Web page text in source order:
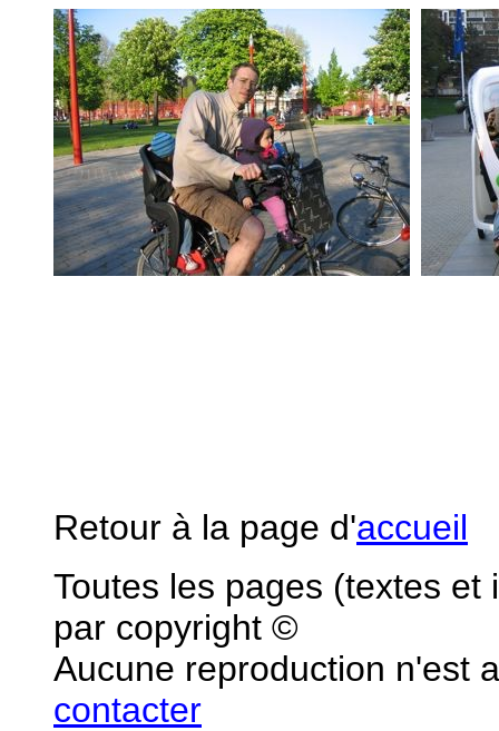
Retour à la page d'accueil
Toutes les pages (textes
par copyright ©
Aucune reproduction n'est
contacter